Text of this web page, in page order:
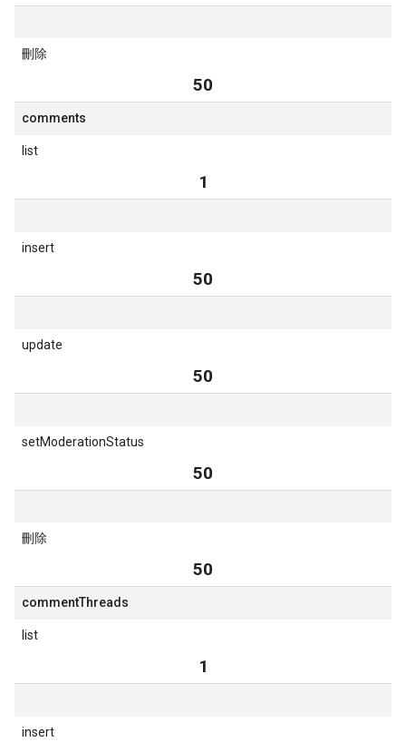
刪除
50
comments
list
1
insert
50
update
50
setModerationStatus
50
刪除
50
commentThreads
list
1
insert